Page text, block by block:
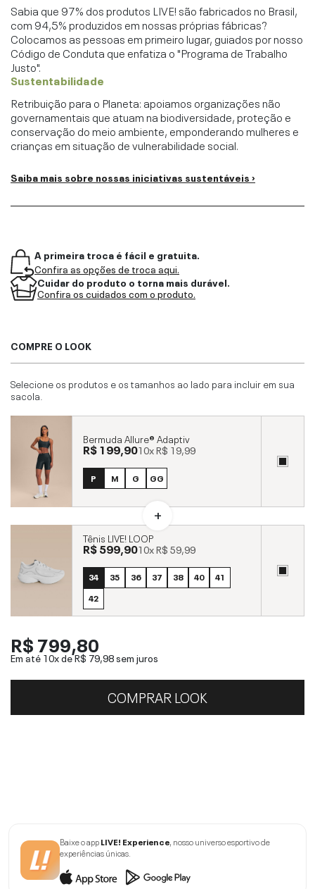
Sabia que 97% dos produtos LIVE! são fabricados no Brasil,
com 94,5% produzidos em nossas próprias fábricas?
Colocamos as pessoas em primeiro lugar, guiados por nosso
Código de Conduta que enfatiza o "Programa de Trabalho
Justo".
Sustentabilidade
Retribuição para o Planeta: apoiamos organizações não
governamentais que atuam na biodiversidade, proteção e
conservação do meio ambiente, emponderando mulheres e
crianças em situação de vulnerabilidade social.
Saiba mais sobre nossas iniciativas sustentáveis ›
A primeira troca é fácil e gratuita.
Confira as opções de troca aqui.
Cuidar do produto o torna mais durável.
Confira os cuidados com o produto.
COMPRE O LOOK
Selecione os produtos e os tamanhos ao lado para incluir em sua
sacola.
Bermuda Allure® Adaptiv
R$ 199,9010xR$ 19,99
P M G GG
Tênis LIVE! LOOP
R$ 599,9010xR$ 59,99
34 35 36 37 38 40
41
42
R$ 799,80
Em até 10x deR$ 79,98sem juros
COMPRAR LOOK
Baixe o appLIVE! Experience, nosso universo esportivo de
experiências únicas.